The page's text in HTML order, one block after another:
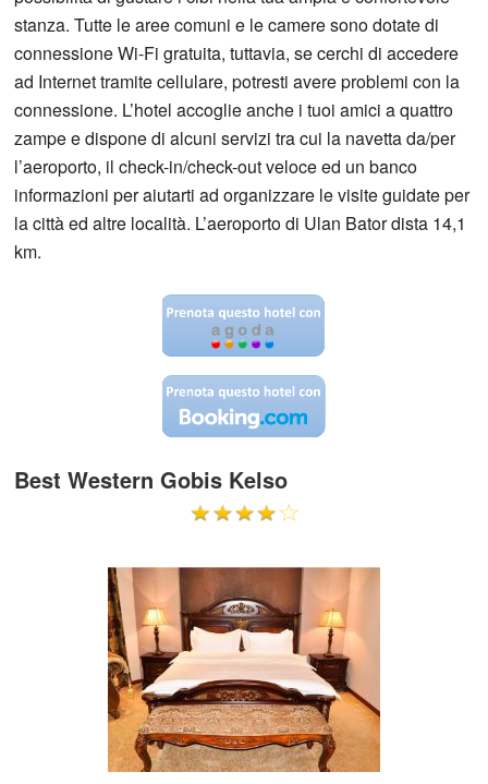
stanza. Tutte le aree comuni e le camere sono dotate di
connessione Wi-Fi gratuita, tuttavia, se cerchi di accedere
ad Internet tramite cellulare, potresti avere problemi con la
connessione. L’hotel accoglie anche i tuoi amici a quattro
zampe e dispone di alcuni servizi tra cui la navetta da/per
l’aeroporto, il check-in/check-out veloce ed un banco
informazioni per aiutarti ad organizzare le visite guidate per
la città ed altre località. L’aeroporto di Ulan Bator dista 14,1
km.
Best Western Gobis Kelso